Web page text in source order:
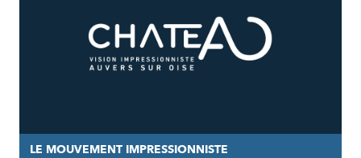
LE MOUVEMENT IMPRESSIONNISTE